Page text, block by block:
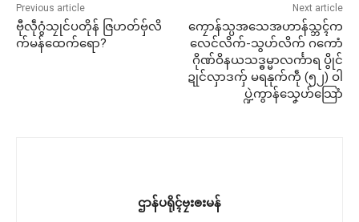
Previous article
ဗီုလဵုဂွံသၠုင်ပတိုန် ဇြဟတ်ဗှ်လိ
က်မန်ထေက်ရော?
Next article
ကၠောန်သ္ပအသေအဟာန်သ္ဘၚ်က
လေင်လိက်-သွဟ်လိက် ဂကောံ
ဂိုဏ်ဝိနယသဒ္ဓမ္မာလင်္ကာရ ပွိုင်
ဍုင်လှာဒကှ် မရနုက်ကဵု (၅၂) ဝါ
ပ္ဍဲကွာန်သၞေဟ်သြောံ
ဌာန်ပရိုၚ်ဗၠးၜးမန်